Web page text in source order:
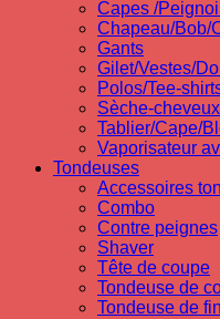
Capes /
Chapeau/Bob/
Gants
Gilet/Vestes/
Polos/Tee-
Sèche-cheveux
Tablier/Cape/
Vaporisateur
Tondeuses
Accessoires
Combo
Contre peignes
Shaver
Tête de coupe
Tondeuse de
Tondeuse de